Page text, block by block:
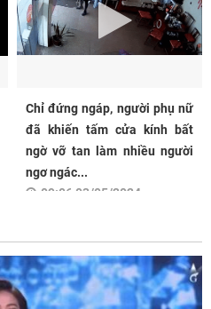
Chỉ đứng ngáp, người phụ nữ
đã khiến tấm cửa kính bất
ngờ vỡ tan làm nhiều người
ngơ ngác...
09:06 03/05/2024